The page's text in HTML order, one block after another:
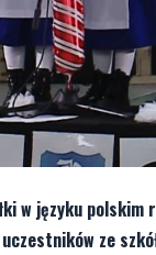
w języku polskim
ze